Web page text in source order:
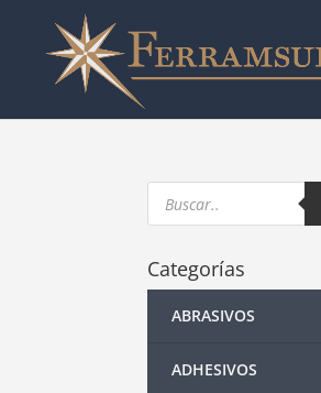
Products
search
Categorías
ABRASIVOS
ADHESIVOS